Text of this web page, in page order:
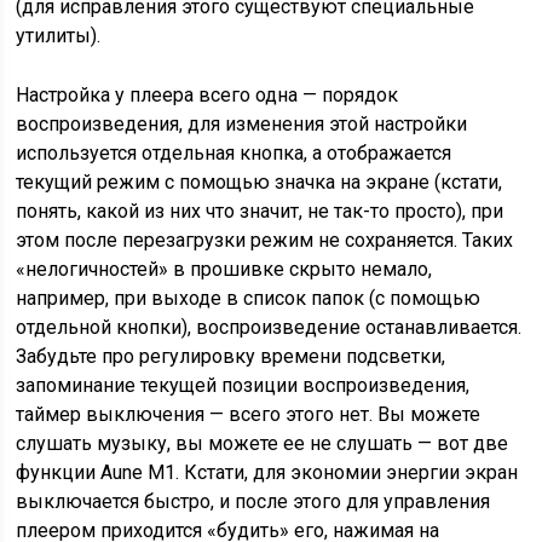
(для исправления этого существуют специальные
утилиты).
Настройка у плеера всего одна — порядок
воспроизведения, для изменения этой настройки
используется отдельная кнопка, а отображается
текущий режим с помощью значка на экране (кстати,
понять, какой из них что значит, не так-то просто), при
этом после перезагрузки режим не сохраняется. Таких
«нелогичностей» в прошивке скрыто немало,
например, при выходе в список папок (с помощью
отдельной кнопки), воспроизведение останавливается.
Забудьте про регулировку времени подсветки,
запоминание текущей позиции воспроизведения,
таймер выключения — всего этого нет. Вы можете
слушать музыку, вы можете ее не слушать — вот две
функции Aune M1. Кстати, для экономии энергии экран
выключается быстро, и после этого для управления
плеером приходится «будить» его, нажимая на